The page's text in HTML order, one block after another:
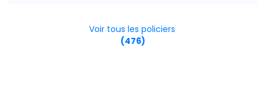
Voir tous les policiers
(476)